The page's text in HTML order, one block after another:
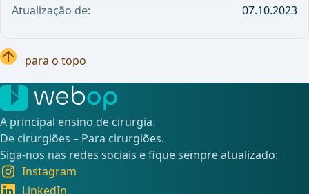
Atualização de:
07.10.2023
para o topo
A principal ensino de cirurgia.
De cirurgiões – Para cirurgiões.
Siga-nos nas redes sociais e fique sempre atualizado:
Instagram
LinkedIn